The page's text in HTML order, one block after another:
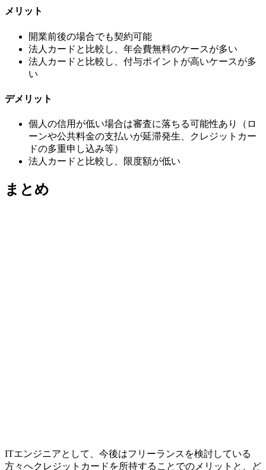
メリット
開業前後の場合でも契約可能
法人カードと比較し、年会費無料のケースが多い
法人カードと比較し、付与ポイントが高いケースが多
い
デメリット
個人の信用が低い場合は審査に落ちる可能性あり（ロ
ーンや公共料金の支払いが延滞発生、クレジットカー
ドの多重申し込み等）
法人カードと比較し、限度額が低い
まとめ
ITエンジニアとして、今後はフリーランスを検討している
方々へクレジットカードを所持することでのメリットと、ど